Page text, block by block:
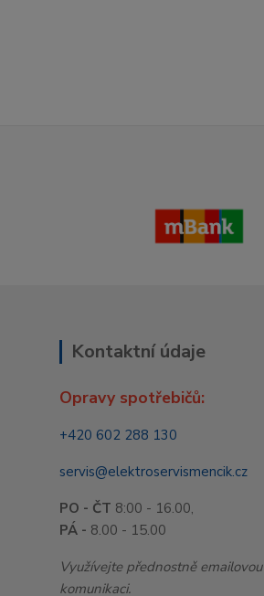
Kontaktní údaje
Opravy spotřebičů:
+420 602 288 130
servis@elektroservismencik.cz
PO - ČT 8:00 - 16.00,
PÁ - 8.00 - 15.00
Využívejte přednostně emailovou
komunikaci.